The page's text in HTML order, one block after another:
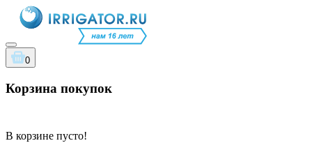
0
Корзина покупок
В корзине пусто!